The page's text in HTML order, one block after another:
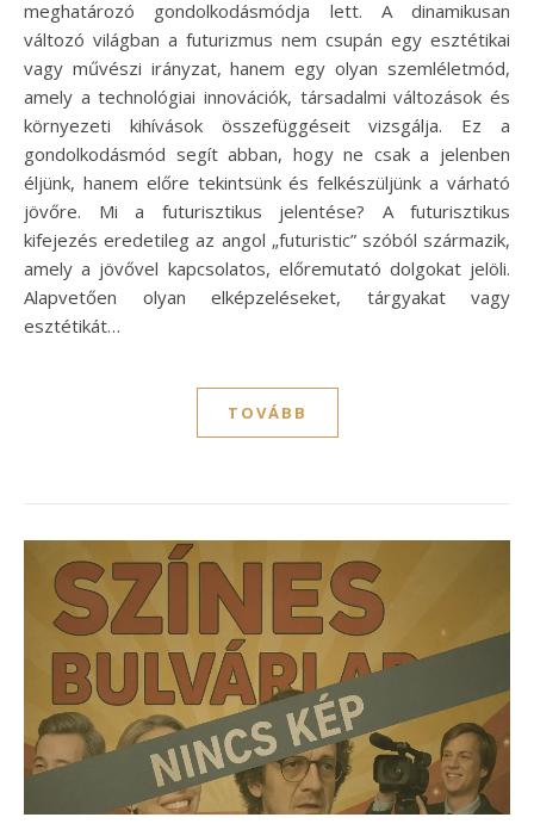
meghatározó gondolkodásmódja lett. A dinamikusan
változó világban a futurizmus nem csupán egy esztétikai
vagy művészi irányzat, hanem egy olyan szemléletmód,
amely a technológiai innovációk, társadalmi változások és
környezeti kihívások összefüggéseit vizsgálja. Ez a
gondolkodásmód segít abban, hogy ne csak a jelenben
éljünk, hanem előre tekintsünk és felkészüljünk a várható
jövőre. Mi a futurisztikus jelentése? A futurisztikus
kifejezés eredetileg az angol „futuristic” szóból származik,
amely a jövővel kapcsolatos, előremutató dolgokat jelöli.
Alapvetően olyan elképzeléseket, tárgyakat vagy
esztétikát…
TOVÁBB